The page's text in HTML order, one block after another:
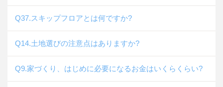
Q37.スキップフロアとは何ですか?
Q14.土地選びの注意点はありますか?
Q9.家づくり、はじめに必要になるお金はいくらくらい?